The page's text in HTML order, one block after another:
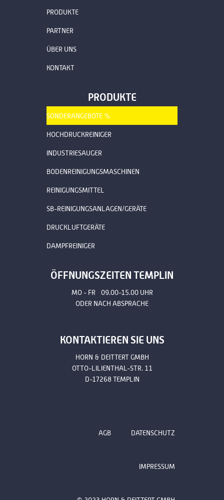
PRODUKTE
PARTNER
ÜBER UNS
KONTAKT
PRODUKTE
SONDERANGEBOTE %
HOCHDRUCKREINIGER
INDUSTRIESAUGER
BODENREINIGUNGSMASCHINEN
REINIGUNGSMITTEL
SB-REINIGUNGSANLAGEN/GERÄTE
DRUCKLUFTGERÄTE
DAMPFREINIGER
ÖFFNUNGSZEITEN TEMPLIN
MO - FR 09.00-15.00 UHR
ODER NACH ABSPRACHE
KONTAKTIEREN SIE UNS
HORN & DEITTERT GMBH
OTTO-LILIENTHAL-STR. 11
D-17268 TEMPLIN
AGB DATENSCHUTZ
IMPRESSUM